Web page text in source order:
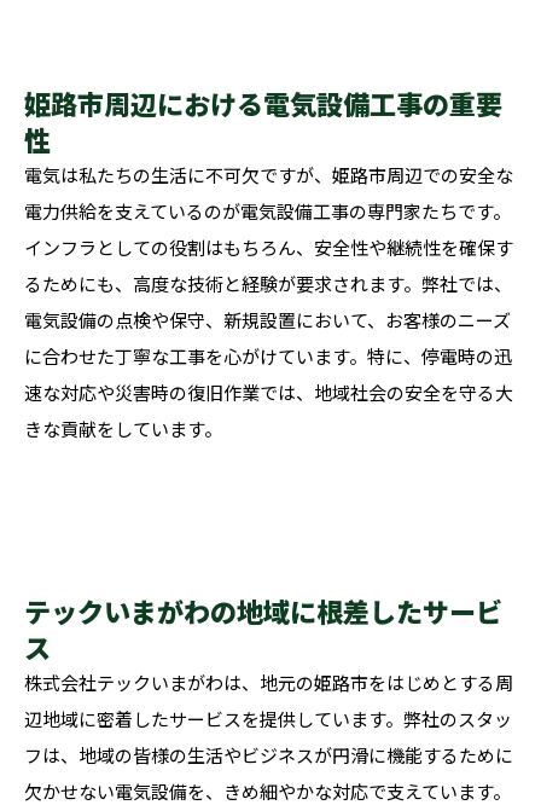
姫路市周辺における電気設備工事の重要
性
電気は私たちの生活に不可欠ですが、姫路市周辺での安全な
電力供給を支えているのが電気設備工事の専門家たちです。
インフラとしての役割はもちろん、安全性や継続性を確保す
るためにも、高度な技術と経験が要求されます。弊社では、
電気設備の点検や保守、新規設置において、お客様のニーズ
に合わせた丁寧な工事を心がけています。特に、停電時の迅
速な対応や災害時の復旧作業では、地域社会の安全を守る大
きな貢献をしています。
テックいまがわの地域に根差したサービ
ス
株式会社テックいまがわは、地元の姫路市をはじめとする周
辺地域に密着したサービスを提供しています。弊社のスタッ
フは、地域の皆様の生活やビジネスが円滑に機能するために
欠かせない電気設備を、きめ細やかな対応で支えています。